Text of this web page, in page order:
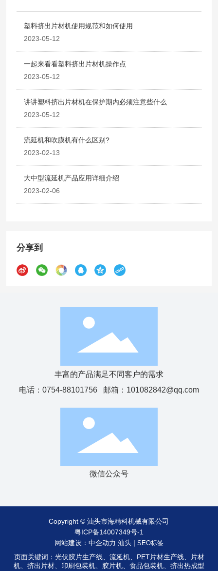
塑料挤出片材机使用规范和如何使用
2023-05-12
一起来看看塑料挤出片材机操作点
2023-05-12
讲讲塑料挤出片材机在保护期内必须注意些什么
2023-05-12
流延机和吹膜机有什么区别?
2023-02-13
大中型流延机产品应用详细介绍
2023-02-06
分享到
丰富的产品满足不同客户的需求
电话： 0754-88101756邮箱： 101082842@qq.com
微信公众号
Copyright © 汕头市海精科机械有限公司
粤ICP备14007349号-1
网站建设：中企动力 汕头| SEO标签
页面关键词：光伏胶片生产线、流延机、PET片材生产线、片材
机、挤出片材、印刷包装机、胶片机、食品包装机、挤出热成型